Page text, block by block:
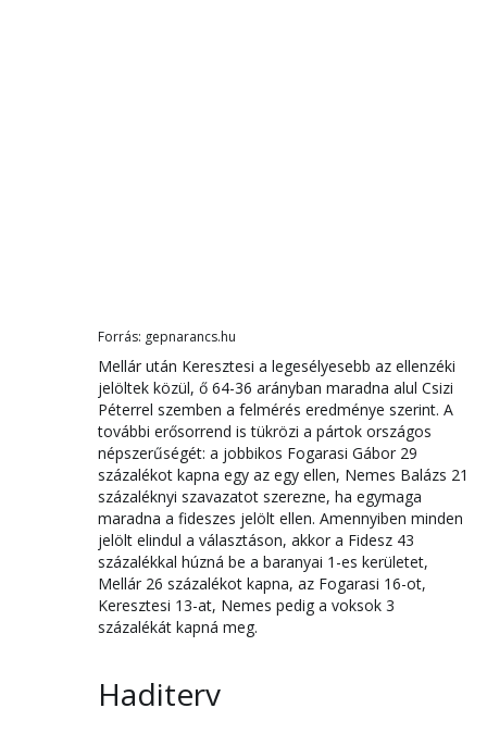
Forrás: gepnarancs.hu
Mellár után Keresztesi a legesélyesebb az ellenzéki
jelöltek közül, ő 64-36 arányban maradna alul Csizi
Péterrel szemben a felmérés eredménye szerint. A
további erősorrend is tükrözi a pártok országos
népszerűségét: a jobbikos Fogarasi Gábor 29
százalékot kapna egy az egy ellen, Nemes Balázs 21
százaléknyi szavazatot szerezne, ha egymaga
maradna a fideszes jelölt ellen. Amennyiben minden
jelölt elindul a választáson, akkor a Fidesz 43
százalékkal húzná be a baranyai 1-es kerületet,
Mellár 26 százalékot kapna, az Fogarasi 16-ot,
Keresztesi 13-at, Nemes pedig a voksok 3
százalékát kapná meg.
Haditerv